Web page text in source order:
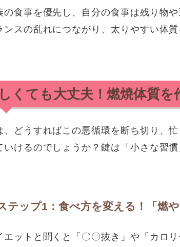
の食事を優先し、自分の食事は残り物
ンスの乱れにつながり、太りやすい体
くても大丈夫！燃焼体質
、どうすればこの悪循環を断ち切り、
いけるのでしょうか？鍵は「小さな習慣
テップ1：食べ方を変える！「燃
エットと聞くと「〇〇抜き」や「カロ